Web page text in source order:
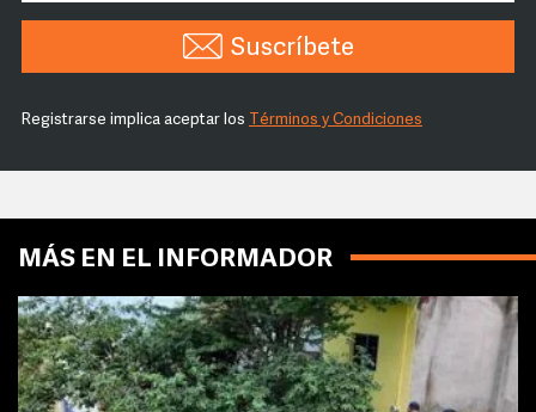
Suscríbete
Registrarse implica aceptar los Términos y Condiciones
MÁS EN EL INFORMADOR